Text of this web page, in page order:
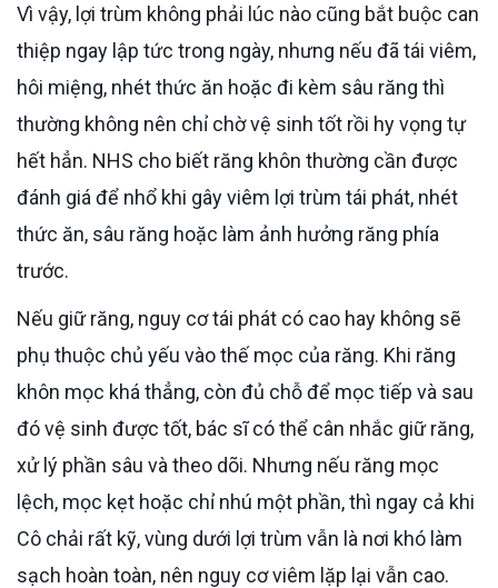
Vì vậy, lợi trùm không phải lúc nào cũng bắt buộc can
thiệp ngay lập tức trong ngày, nhưng nếu đã tái viêm,
hôi miệng, nhét thức ăn hoặc đi kèm sâu răng thì
thường không nên chỉ chờ vệ sinh tốt rồi hy vọng tự
hết hẳn. NHS cho biết răng khôn thường cần được
đánh giá để nhổ khi gây viêm lợi trùm tái phát, nhét
thức ăn, sâu răng hoặc làm ảnh hưởng răng phía
trước.
Nếu giữ răng, nguy cơ tái phát có cao hay không sẽ
phụ thuộc chủ yếu vào thế mọc của răng. Khi răng
khôn mọc khá thẳng, còn đủ chỗ để mọc tiếp và sau
đó vệ sinh được tốt, bác sĩ có thể cân nhắc giữ răng,
xử lý phần sâu và theo dõi. Nhưng nếu răng mọc
lệch, mọc kẹt hoặc chỉ nhú một phần, thì ngay cả khi
Cô chải rất kỹ, vùng dưới lợi trùm vẫn là nơi khó làm
sạch hoàn toàn, nên nguy cơ viêm lặp lại vẫn cao.